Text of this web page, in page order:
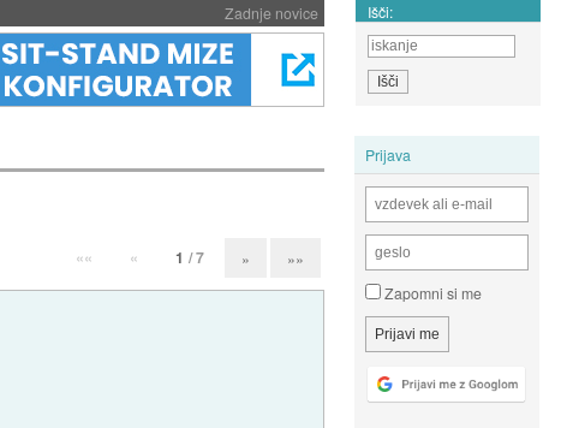
Zadnje novice Išči:
Prijava
Zapomni si me
«« « 1 / 7 » »»